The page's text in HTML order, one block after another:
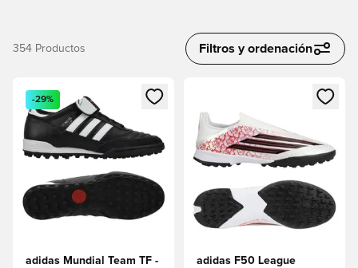
354 Productos Filtros y ordenación
Abre un modal para iniciar sesión o registrarse como
-29%
adidas Mundial Team TF -
Abre un modal para iniciar
adidas F50 League